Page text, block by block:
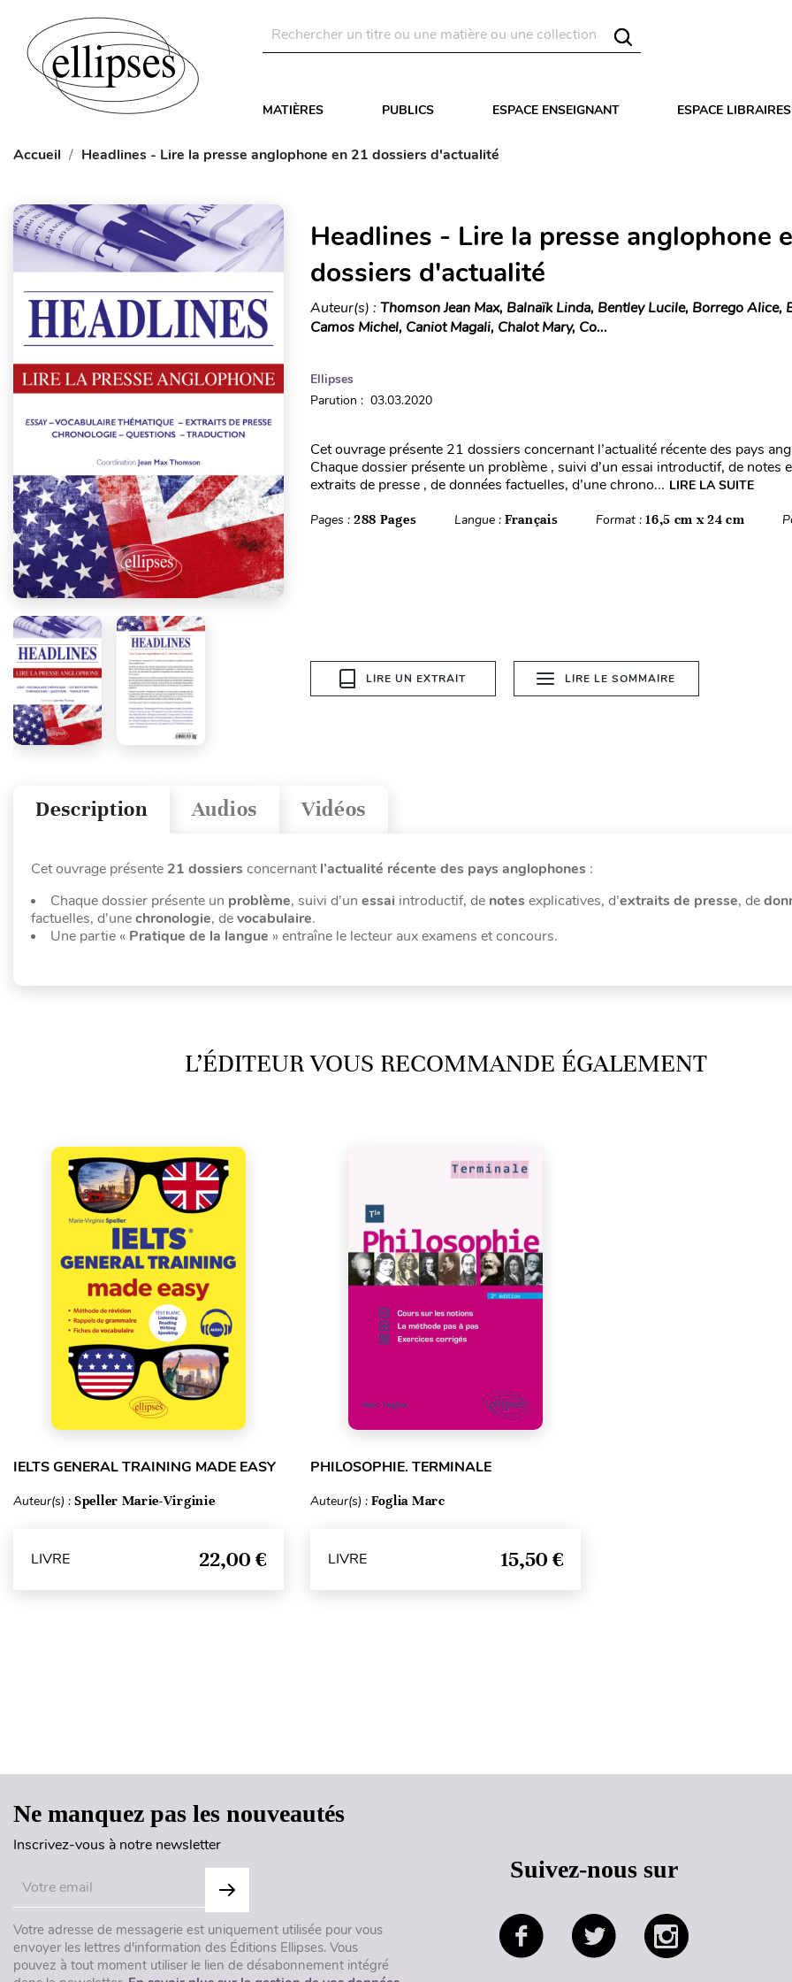
MATIÈRES PUBLICS ESPACE ENSEIGNANT ESPACE LIBRAIRES
Accueil Headlines - Lire la presse anglophone en 21 dossiers d'actualité
Headlines - Lire la presse anglophone
dossiers d'actualité
Auteur(s) : Thomson Jean Max, Balnaïk Linda, Bentley Lucile, Borrego Alice,
Camos Michel, Caniot Magali, Chalot Mary, Co...
Ellipses
Parution : 03.03.2020
Cet ouvrage présente 21 dossiers concernant l’actualité récente des pays
Chaque dossier présente un problème , suivi d’un essai introductif, de notes
extraits de presse , de données factuelles, d’une chrono... LIRE LA SUITE
Pages : 288 Pages Langue : Français Format :16,5 cm x 24 cm
LIRE UN EXTRAIT LIRE LE SOMMAIRE
Vidéos
Audios
Description
Cet ouvrage présente 21 dossiers concernantl’actualité récente des pays anglophones :
Chaque dossier présente un problème, suivi d’un essai introductif, de notes explicatives, d’extraits de presse, de
factuelles, d’unechronologie, devocabulaire.
Une partie « Pratique de la langue » entraîne le lecteur aux examens et concours.
L’ÉDITEUR VOUS RECOMMANDE ÉGALEMENT
IELTS GENERAL TRAINING MADE EASY
Auteur(s) : Speller Marie-Virginie
LIVRE 22,00 €
PHILOSOPHIE. TERMINALE
Auteur(s) : Foglia Marc
LIVRE 15,50 €
Ne manquez pas les nouveautés
Inscrivez-vous à notre newsletter
Votre adresse de messagerie est uniquement utilisée pour vous
envoyer les lettres d'information des Éditions Ellipses. Vous
pouvez à tout moment utiliser le lien de désabonnement intégré
Suivez-nous sur